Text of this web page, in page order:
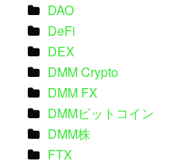
DAO
DeFi
DEX
DMM Crypto
DMM FX
DMMビットコイン
DMM株
FTX